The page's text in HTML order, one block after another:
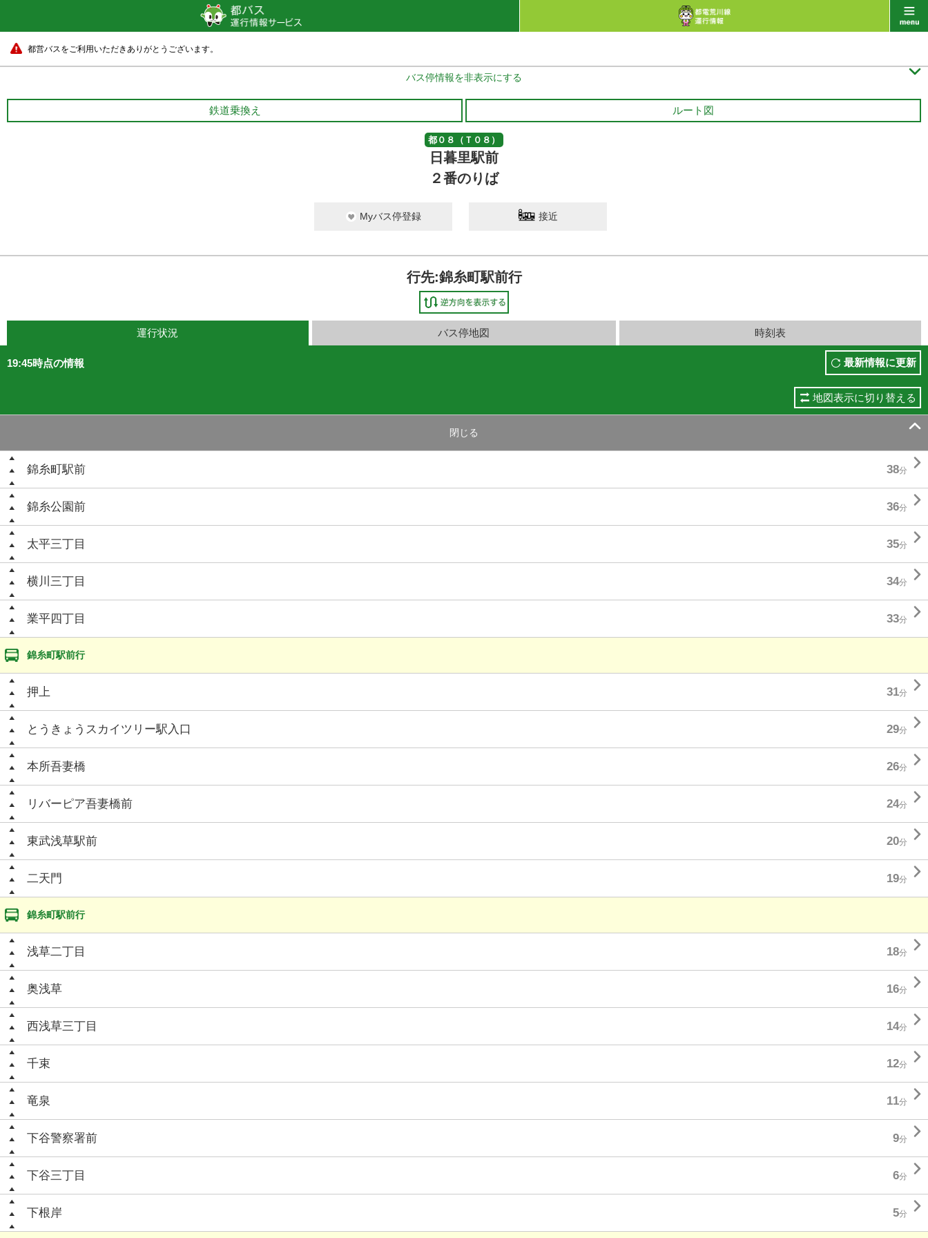
都営バスをご利用いただきありがとうございます。
バス停情報を非表示にする 
鉄道乗換え ルート図
都０８（Ｔ０８）
日暮里駅前
２番のりば
Myバス停登録 接近
行先:錦糸町駅前行
運行状況 バス停地図 時刻表
19:45時点の情報 最新情報に更新
地図表示に切り替える
閉じる 
錦糸町駅前 38分 
錦糸公園前 36分 
太平三丁目 35分 
横川三丁目 34分 
業平四丁目 33分 
錦糸町駅前行
押上 31分 
とうきょうスカイツリー駅入口 29分 
本所吾妻橋 26分 
リバーピア吾妻橋前 24分 
東武浅草駅前 20分 
二天門 19分 
錦糸町駅前行
浅草二丁目 18分 
奥浅草 16分 
西浅草三丁目 14分 
千束 12分 
竜泉 11分 
下谷警察署前 9分 
下谷三丁目 6分 
下根岸 5分 